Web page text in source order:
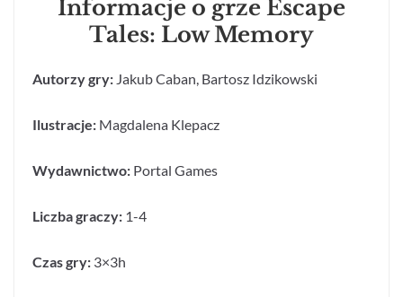
Informacje o grze Escape
Tales: Low Memory
Autorzy gry: Jakub Caban, Bartosz Idzikowski
Ilustracje: Magdalena Klepacz
Wydawnictwo: Portal Games
Liczba graczy: 1-4
Czas gry: 3×3h